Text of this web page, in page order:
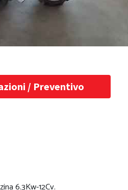
/ Preventivo
6.3Kw-12Cv.